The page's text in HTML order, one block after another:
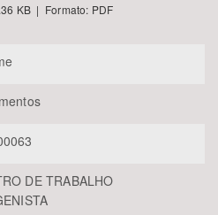
KB | Formato: PDF
DE TRABALHO